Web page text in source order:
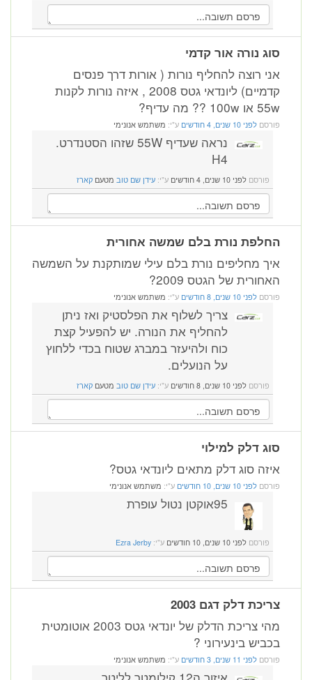
סוג נורה אור קדמי
אני רוצה להחליף נורות ( אורות דרך פנסים
קדמיים) ליונדאי גטס 2008 , איזה נורות לקנות
55w או 100w ?? מה עדיף?
פורסם לפני 10 שנים, 4 חודשים ע"י: משתמש אנונימי
נראה שעדיף 55W שזהו הסטנדרט.
H4
פורסם לפני 10 שנים, 4 חודשים ע"י: עידן שם טוב מטעם קארז
החלפת נורת בלם שמשה אחורית
איך מחליפים נורת בלם עילי שמותקנת על השמשה
האחורית של הגטס 2009?
פורסם לפני 10 שנים, 8 חודשים ע"י: משתמש אנונימי
צריך לשלוף את הפלסטיק ואז ניתן
להחליף את הנורה. יש להפעיל קצת
כוח ולהיעזר במברג שטוח בכדי ללחוץ
על הנועלים.
פורסם לפני 10 שנים, 8 חודשים ע"י: עידן שם טוב מטעם קארז
סוג דלק למילוי
איזה סוג דלק מתאים ליונדאי גטס?
פורסם לפני 10 שנים, 10 חודשים ע"י: משתמש אנונימי
95אוקטן נטול עופרת
פורסם לפני 10 שנים, 10 חודשים ע"י: Ezra Jerby
צריכת דלק דגם 2003
מהי צריכת הדלק של יונדאי גטס 2003 אוטומטית
בכביש בינעירוני ?
פורסם לפני 11 שנים, 3 חודשים ע"י: משתמש אנונימי